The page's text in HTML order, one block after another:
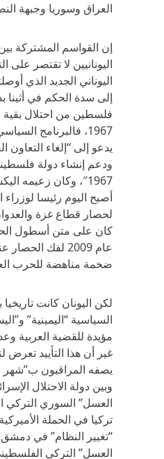
العراق وسوريا وجبهة
إن القواسم المشتركة
اليونانيين لا تقتصر على
اليوناني الجديد الذي
إلى سدة الحكم في
فلسطين من احتلال بقية
1967، فالبرنامج
يدعو إلى “إلغاء
ودعم إنشاء دولة
1967″، وكان زعيمه
أصبح اليوم رئيسا لوزراء
لحصار قطاع غزة
كان على متن أسطول
عام 2009 لفك
ضخمة مناهضة للحرب
لكن اليونان كانت
السياسية “اليمينية”
مؤيدة للقضية العربية
غير أن هذا التأييد
يصفه المراقبون ب”شهر
وبين دولة الاحتلال
العسل” السوري التركي
تركيا في الحملة
“تغيير النظام” في دمشق
العسل” التركي